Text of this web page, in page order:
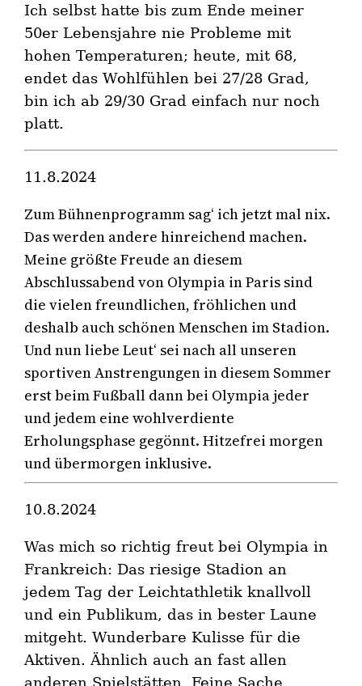
Ich selbst hatte bis zum Ende meiner
50er Lebensjahre nie Probleme mit
hohen Temperaturen; heute, mit 68,
endet das Wohlfühlen bei 27/28 Grad,
bin ich ab 29/30 Grad einfach nur noch
platt.
11.8.2024
Zum Bühnenprogramm sag‘ ich jetzt mal nix.
Das werden andere hinreichend machen.
Meine größte Freude an diesem
Abschlussabend von Olympia in Paris sind
die vielen freundlichen, fröhlichen und
deshalb auch schönen Menschen im Stadion.
Und nun liebe Leut‘ sei nach all unseren
sportiven Anstrengungen in diesem Sommer
erst beim Fußball dann bei Olympia jeder
und jedem eine wohlverdiente
Erholungsphase gegönnt. Hitzefrei morgen
und übermorgen inklusive.
10.8.2024
Was mich so richtig freut bei Olympia in
Frankreich: Das riesige Stadion an
jedem Tag der Leichtathletik knallvoll
und ein Publikum, das in bester Laune
mitgeht. Wunderbare Kulisse für die
Aktiven. Ähnlich auch an fast allen
anderen Spielstätten. Feine Sache.